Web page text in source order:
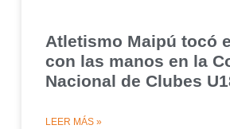
Atletismo Maipú tocó
con las manos en la
Nacional de Clubes
LEER MÁS »